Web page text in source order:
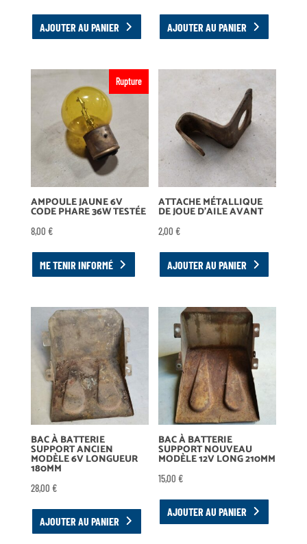
AJOUTER AU PANIER AJOUTER AU PANIER
Rupture
AMPOULE JAUNE 6V
CODE PHARE 36W TESTÉE
8,00 €
ME TENIR INFORMÉ
ATTACHE MÉTALLIQUE
DE JOUE D’AILE AVANT
2,00€
AJOUTER AU PANIER
BAC À BATTERIE
SUPPORT ANCIEN
MODÈLE 6V LONGUEUR
180MM
28,00 €
AJOUTER AU PANIER
BAC À BATTERIE
SUPPORT NOUVEAU
MODÈLE 12V LONG 210MM
15,00€
AJOUTER AU PANIER